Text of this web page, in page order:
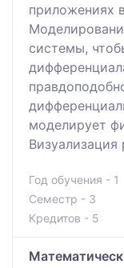
приложениях
системы,
моделирует
Год обучения - 1
Семестр - 3
Кредитов - 5